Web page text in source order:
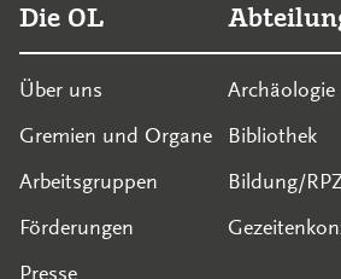
Die OL
Über uns
Gremien und Organe
Arbeitsgruppen
Förderungen
Presse
Archäologie
Bibliothek
Bildung/